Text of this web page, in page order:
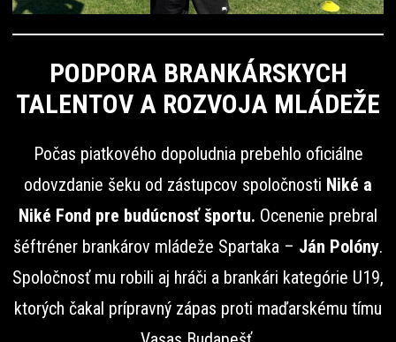
PODPORA BRANKÁRSKYCH
TALENTOV A ROZVOJA MLÁDEŽE
Počas piatkového dopoludnia prebehlo oficiálne
odovzdanie šeku od zástupcov spoločnosti Niké a
Niké Fond pre budúcnosť športu. Ocenenie prebral
šéftréner brankárov mládeže Spartaka – Ján Polóny.
Spoločnosť mu robili aj hráči a brankári kategórie U19,
ktorých čakal prípravný zápas proti maďarskému tímu